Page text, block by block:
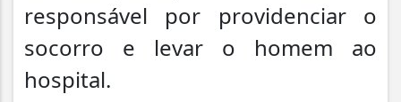
responsável por providenciar o
socorro e levar o homem ao
hospital.